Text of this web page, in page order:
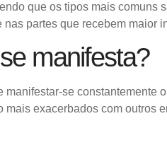
que os tipos mais comuns
nas partes que recebem maior
manifesta?
manifestar-se constantemente
mais exacerbados com outros